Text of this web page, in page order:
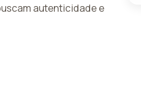
autenticidade e